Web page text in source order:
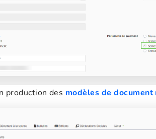
production des modèles de document